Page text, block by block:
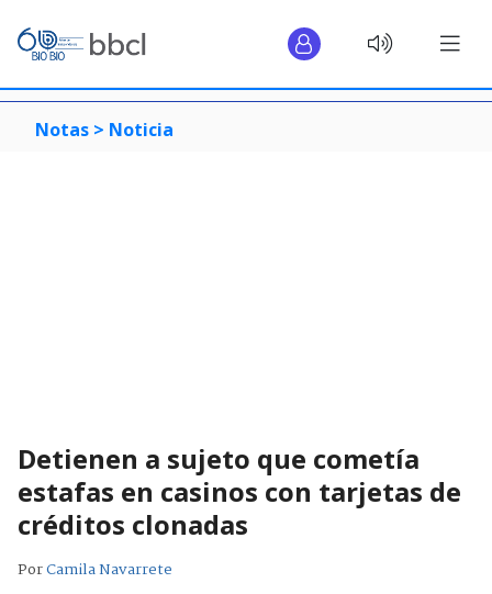
Notas > Noticia
Detienen a sujeto que cometía
estafas en casinos con tarjetas de
créditos clonadas
PorCamila Navarrete